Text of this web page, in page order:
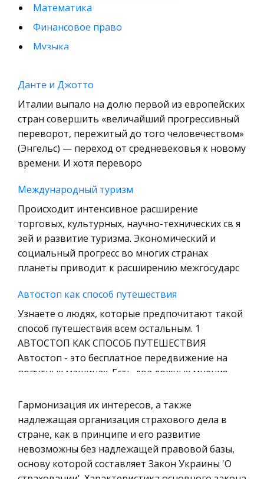
Математика
Финансовое право
Музыка
кредитные отношения
Конституционное (государственное) право
зарубежных стран
Муниципальное право России
Радиоэлектроника
Физкультура и Спорт
История отечественного государства и
права
Технология
Уголовное право
Природопользование
Военная кафедра
Социология
Страховое право
Экономика и Финансы
Химия
Металлургия
Микроэкономика, экономика предприятия,
Данте и Джотто
Италии выпало на долю первой из европейских
стран совершить «величайший прогрессивный
переворот, пережитый до того человечеством»
(Энгельс) — переход от средневековья к новому
времени. И хотя переворо
Международный туризм
Происходит интенсивное расширение
торговых, культурных, научно-технических св я
зей и развитие туризма. Экономический и
социальный прогресс во многих странах
планеты приводит к расширению межгосударс
Автостоп как способ путешествия
Узнаете о людях, которые предпочитают такой
способ путешествия всем остальным. 1
АВТОСТОП КАК СПОСОБ ПУТЕШЕСТВИЯ
Автостоп - это бесплатное передвижение на
попутных машинах. Есть два ложных мнения
Наследование
Граций Г. делал вывод, что правовые нормы о
наследовании должны соответствовать
законам природы, т.е. естественному праву.
Гармонизация их интересов, а также
надлежащая организация страхового дела в
стране, как в принципе и его развитие
невозможны без надлежащей правовой базы,
основу которой составляет Закон Украины 'О